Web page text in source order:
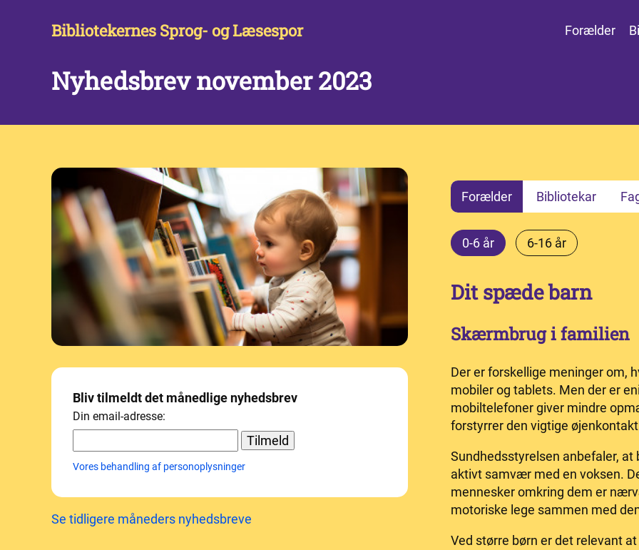
Bibliotekernes Sprog- og Læsespor Forælder
Nyhedsbrev november 2023
Bliv tilmeldt det månedlige nyhedsbrev
Din email-adresse:
Vores behandling af personoplysninger
Se tidligere måneders nyhedsbreve
Forælder Bibliotekar
0-6 år 6-16 år
Dit spæde barn
Skærmbrug i familien
Der er forskellige meninger om,
mobiler og tablets. Men der er
mobiltelefoner giver mindre
forstyrrer den vigtige
Sundhedsstyrelsen anbefaler,
aktivt samvær med en voksen.
mennesker omkring dem er
motoriske lege sammen med
Ved større børn er det relevant